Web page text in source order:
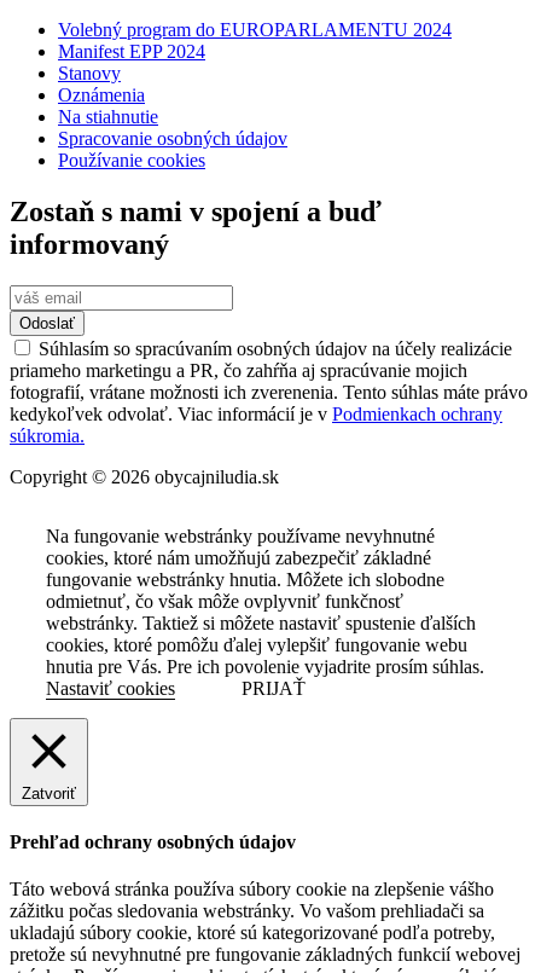
Volebný program do EUROPARLAMENTU 2024
Manifest EPP 2024
Stanovy
Oznámenia
Na stiahnutie
Spracovanie osobných údajov
Používanie cookies
Zostaň s nami v spojení a buď
informovaný
Odoslať
Súhlasím so spracúvaním osobných údajov na účely realizácie
priameho marketingu a PR, čo zahŕňa aj spracúvanie mojich
fotografií, vrátane možnosti ich zverenenia. Tento súhlas máte právo
kedykoľvek odvolať. Viac informácií je v Podmienkach ochrany
súkromia.
Copyright © 2026 obycajniludia.sk
Na fungovanie webstránky používame nevyhnutné
cookies, ktoré nám umožňujú zabezpečiť základné
fungovanie webstránky hnutia. Môžete ich slobodne
odmietnuť, čo však môže ovplyvniť funkčnosť
webstránky. Taktiež si môžete nastaviť spustenie ďalších
cookies, ktoré pomôžu ďalej vylepšiť fungovanie webu
hnutia pre Vás. Pre ich povolenie vyjadrite prosím súhlas.
Nastaviť cookies
PRIJAŤ
Zatvoriť
Prehľad ochrany osobných údajov
Táto webová stránka používa súbory cookie na zlepšenie vášho
zážitku počas sledovania webstránky. Vo vašom prehliadači sa
ukladajú súbory cookie, ktoré sú kategorizované podľa potreby,
pretože sú nevyhnutné pre fungovanie základných funkcií webovej